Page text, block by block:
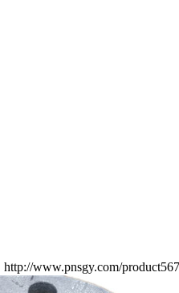
www.pnsgy.com/